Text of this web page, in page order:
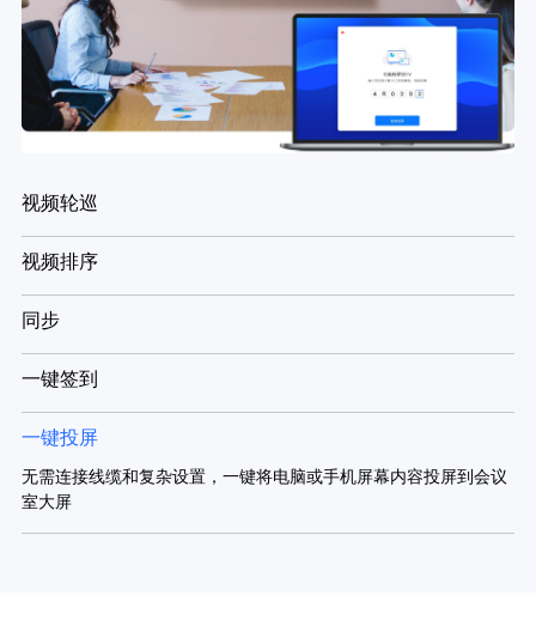
视频轮巡
视频排序
同步
一键签到
一键投屏
无需连接线缆和复杂设置，一键将电脑或手机屏幕内容投屏到会议
室大屏